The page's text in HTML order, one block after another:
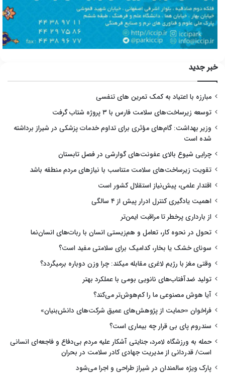
خبر جدید
مبارزه با اعتیاد به کمک تمرین های تنفسی
توسعه زیرساخت‌های سلامت فارس با ۳ پروژه شتاب گرفت
وزیر بهداشت: گام‌های مؤثری برای تداوم خدمات پزشکی در شیراز برداشته
شده است
چرایی شیوع بالای عفونت‌های گوارشی در فصل تابستان
تقویت زیرساخت‌های سلامت متناسب با نیازهای مردم منطقه باشد
اقتدار علمی، پیش‌نیاز استقلال کشور است
اهمیت یادگیری کنترل ادرار پیش از ۴ سالگی
از بارداری پرخطر تا مراقبت ایمن‌تر
تحول در نحوه کار، تعامل و هم‌زیستی انسان با ربات‌های انسان‌نما
سونای خشک یا بخار، کدامیک برای سلامتی مفید است؟
وقتی مغز با رژیم لاغری مقابله میکند: چرا وزن دوباره برمیگردد؟
تولید ضدآفتاب‌های نانویی بومی با عملکرد بهتر
آیا هوش مصنوعی ما را کم‌هوش‌تر می‌کند؟
فراخوان «حمایت از پژوهش‌های عمیق شرکت‌های دانش‌بنیان»
سندروم پای بی قرار چه بیماری است؟
حمله به ورزشگاه لامرد، جنایتی آشکار علیه مردم بی‌دفاع و فاجعه‌ای انسانی
است/ قدردانی از مدیریت جهادی کادر سلامت در بحران
پارک ویژه سالمندان در شیراز طراحی و اجرا می‌شود